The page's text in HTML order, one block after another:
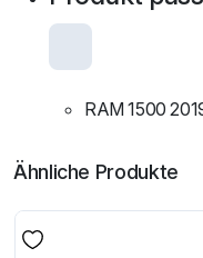
RAM 1500
Ähnliche Produkte